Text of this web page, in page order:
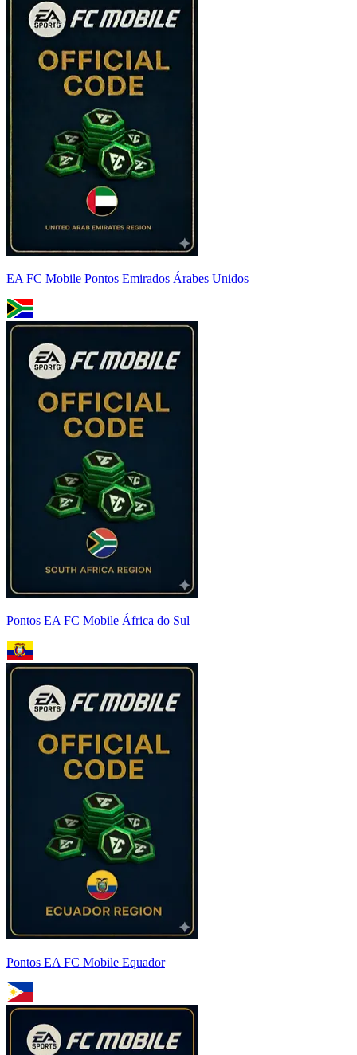
EA FC Mobile Pontos Emirados Árabes Unidos
Pontos EA FC Mobile África do Sul
Pontos EA FC Mobile Equador